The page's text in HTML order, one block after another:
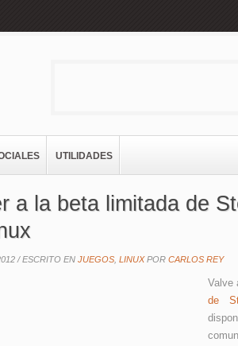
UTILIDADES
a la beta limitada de
/ESCRITO EN JUEGOS LINUXPOR CARLOS REY
Valve
de